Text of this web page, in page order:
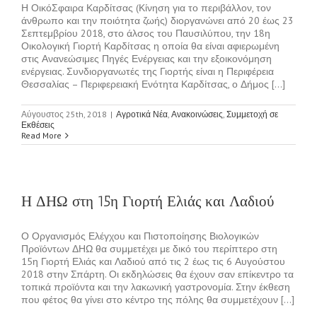
Η ΟικόΣφαιρα Καρδίτσας (Κίνηση για το περιβάλλον, τον
άνθρωπο και την ποιότητα ζωής) διοργανώνει από 20 έως 23
Σεπτεμβρίου 2018, στο άλσος του Παυσιλύπου, την 18η
Οικολογική Γιορτή Καρδίτσας η οποία θα είναι αφιερωμένη
στις Ανανεώσιμες Πηγές Ενέργειας και την εξοικονόμηση
ενέργειας. Συνδιοργανωτές της Γιορτής είναι η Περιφέρεια
Θεσσαλίας – Περιφερειακή Ενότητα Καρδίτσας, ο Δήμος [...]
Αύγουστος 25th, 2018 | Αγροτικά Νέα Ανακοινώσεις Συμμετοχή σε
Εκθέσεις
Read More
Η ΔΗΩ στη 15η Γιορτή Ελιάς και Λαδιού
Ο Οργανισμός Ελέγχου και Πιστοποίησης Βιολογικών
Προϊόντων ΔΗΩ θα συμμετέχει με δικό του περίπτερο στη
15η Γιορτή Ελιάς και Λαδιού από τις 2 έως τις 6 Αυγούστου
2018 στην Σπάρτη. Οι εκδηλώσεις θα έχουν σαν επίκεντρο τα
τοπικά προϊόντα και την λακωνική γαστρονομία. Στην έκθεση
που φέτος θα γίνει στο κέντρο της πόλης θα συμμετέχουν [...]